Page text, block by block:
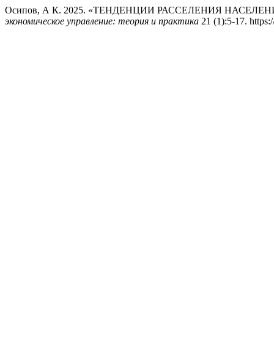
Осипов, А К. 2025. «ТЕНДЕНЦИИ РАССЕЛЕНИЯ
экономическое управление: теория и практика 21 (1):5-17.